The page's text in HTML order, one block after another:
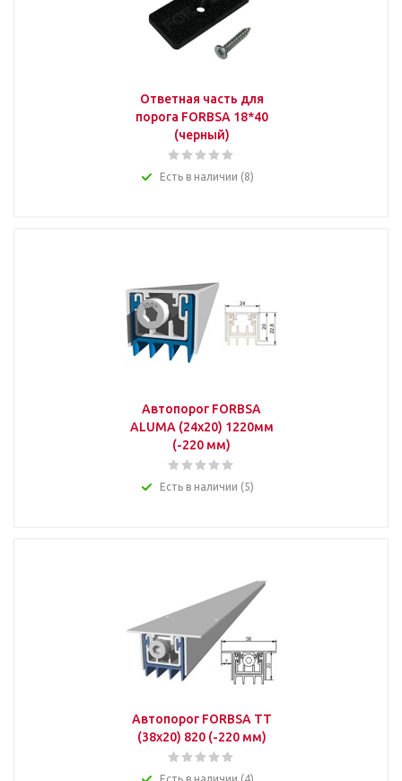
Ответная часть для
порога FORBSA 18*40
(черный)
Есть в наличии (8)
Автопорог FORBSA
ALUMA (24х20) 1220мм
(-220 мм)
Есть в наличии (5)
Автопорог FORBSA TT
(38х20) 820 (-220 мм)